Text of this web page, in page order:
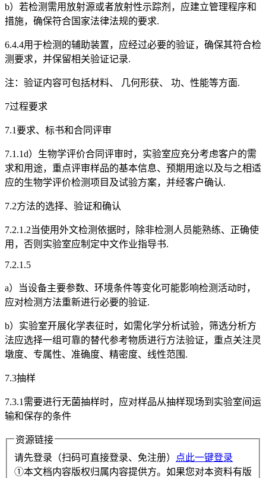
b）若检测需用放射源或者放射性示踪剂，应建立管理程序和
措施，确保符合国家法律法规的要求.
6.4.4用于检测的辅助装置，应经过必要的验证，确保其符合检
测要求，并保留相关验证记录.
注：验证内容可包括材料、 几何形获、 功、性能等方面.
7过程要求
7.1要求、标书和合同评审
7.1.1d）生物学评价合同评审时，实验室应充分考虑客户的需
求和用途，重点评审样品的基本信息、预期用途以及与之相适
应的生物学评价检测项目及试验方案，并经客户确认.
7.2方法的选择、验证和确认
7.2.1.2当使用外文检测依据时，除非检测人员能熟练、正确使
用，否则实验室应制定中文作业指导书.
7.2.1.5
a）当设备主要参数、环境条件等变化可能影响检测活动时，
应对检测方法重新进行必要的验证.
b）实验室开展化学表征时，如需化学分析试验，筛选分析方
法应选择一组可靠的替代参考物质进行方法验证，重点关注灵
墩度、专属性、准确度、精密度、线性范围.
7.3抽样
7.3.1需要进行无菌抽样时，应对样品从抽样现场到实验室间运
输和保存的条件
资源链接
请先登录（扫码可直接登录、免注册）
点此一键登录
①本文档内容版权归属内容提供方。如果您对本资料有版